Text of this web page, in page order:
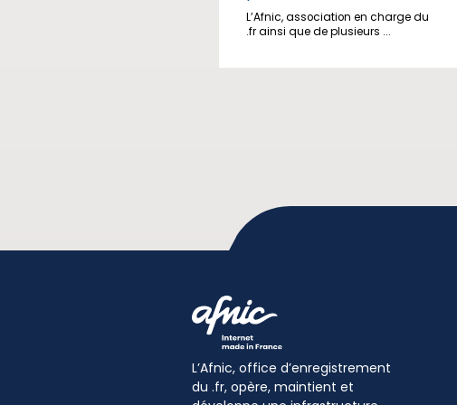
L’Afnic, association en charge du
.fr ainsi que de plusieurs ...
L’Afnic, office d’enregistrement
du .fr, opère, maintient et